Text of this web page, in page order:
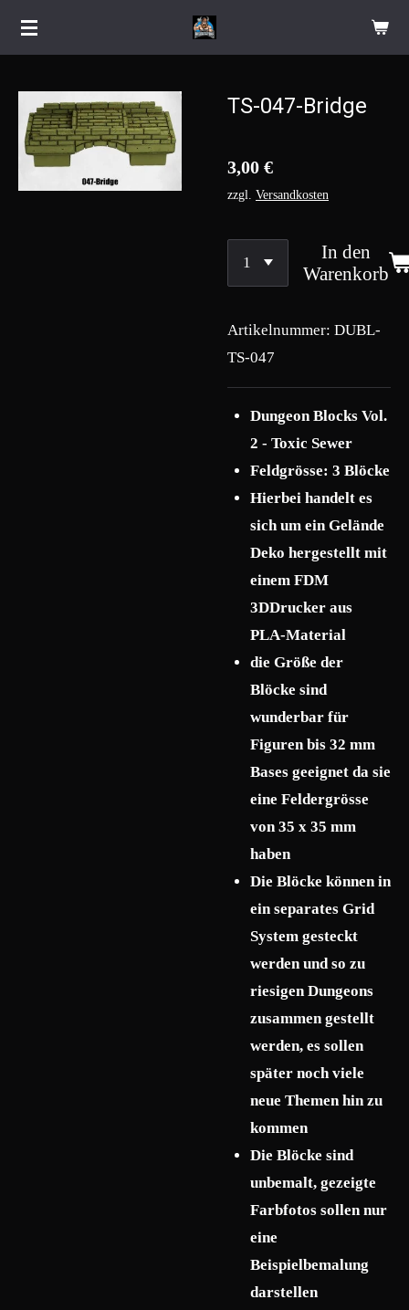
Zum
TS-047-Bridge
3,00 €
zzgl. Versandkosten
In den
Warenkorb
Artikelnummer: DUBL-
TS-047
Dungeon Blocks Vol.
2 - Toxic Sewer
Feldgrösse: 3 Blöcke
Hierbei handelt es
sich um ein Gelände
Deko hergestellt mit
einem FDM
3DDrucker aus
PLA-Material
die Größe der
Blöcke sind
wunderbar für
Figuren bis 32 mm
Bases geeignet da sie
eine Feldergrösse
von 35 x 35 mm
haben
Die Blöcke können in
ein separates Grid
System gesteckt
werden und so zu
riesigen Dungeons
zusammen gestellt
werden, es sollen
später noch viele
neue Themen hin zu
kommen
Die Blöcke sind
unbemalt, gezeigte
Farbfotos sollen nur
eine
Beispielbemalung
darstellen